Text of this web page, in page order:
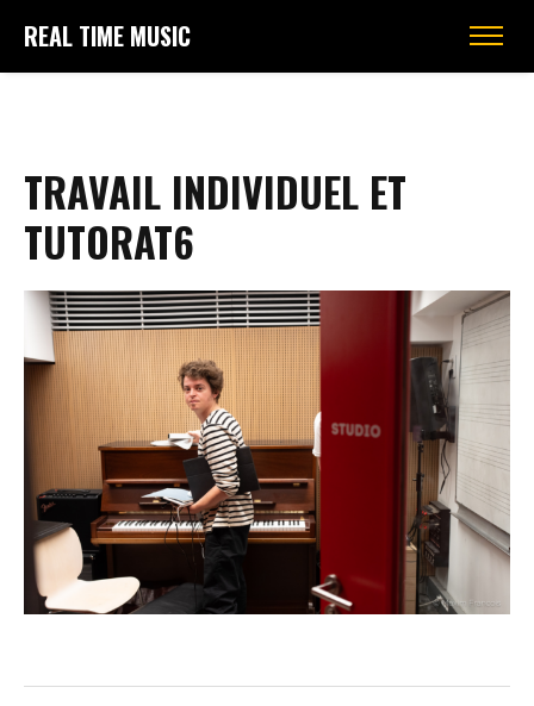
REAL TIME MUSIC
TRAVAIL INDIVIDUEL ET
TUTORAT6